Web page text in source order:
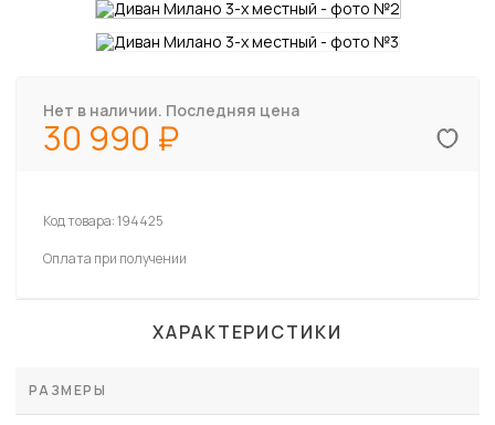
Нет в наличии. Последняя цена
30 990
Код товара:194425
Оплата при получении
ХАРАКТЕРИСТИКИ
РАЗМЕРЫ